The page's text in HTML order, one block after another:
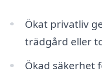
Ökat privatliv
trädgård eller
Ökad säkerhet